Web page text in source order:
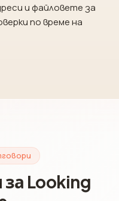
и файловете за
по време на
Looking